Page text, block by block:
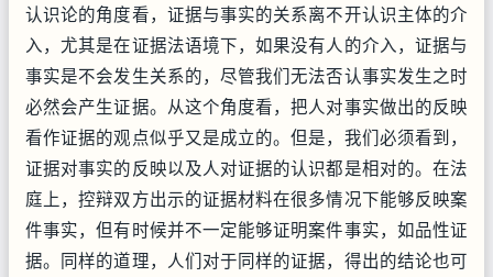
认识论的角度看，证据与事实的关系离不开认识主体的介
入，尤其是在证据法语境下，如果没有人的介入，证据与
事实是不会发生关系的，尽管我们无法否认事实发生之时
必然会产生证据。从这个角度看，把人对事实做出的反映
看作证据的观点似乎又是成立的。但是，我们必须看到，
证据对事实的反映以及人对证据的认识都是相对的。在法
庭上，控辩双方出示的证据材料在很多情况下能够反映案
件事实，但有时候并不一定能够证明案件事实，如品性证
据。同样的道理，人们对于同样的证据，得出的结论也可